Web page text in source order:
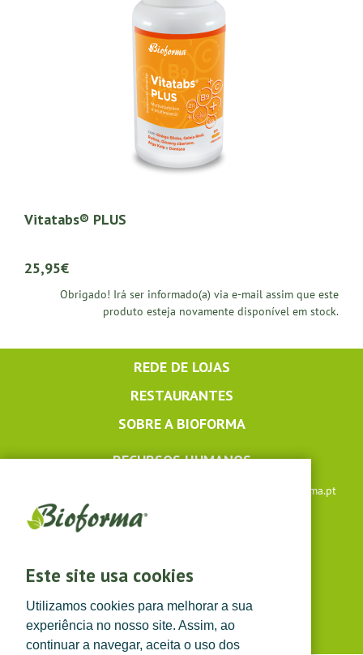
Este site usa cookies
Utilizamos cookies para melhorar a sua
experiência no nosso site. Assim, ao
continuar a navegar, aceita o uso dos
Vitatabs® PLUS
25,95€
Obrigado! Irá ser informado(a) via e-mail assim que este
produto esteja novamente disponível em stock.
REDE DE LOJAS
RESTAURANTES
SOBRE A BIOFORMA
RECURSOS HUMANOS
lojaonline@bioforma.pt
(dias úteis das 8h30 às 13h e das 14h às 17h30)